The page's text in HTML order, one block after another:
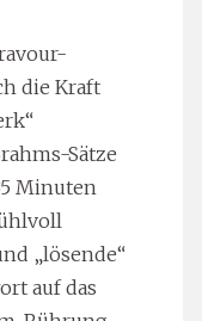
die Kraft
Sätze
Minuten
„lösende“
auf das